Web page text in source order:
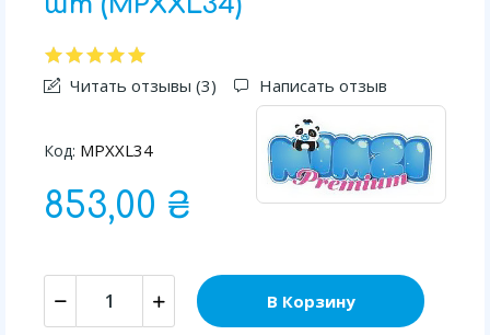
Читать отзывы (3) Написать отзыв
Код: MPXXL34
853,00 ₴
В Корзину